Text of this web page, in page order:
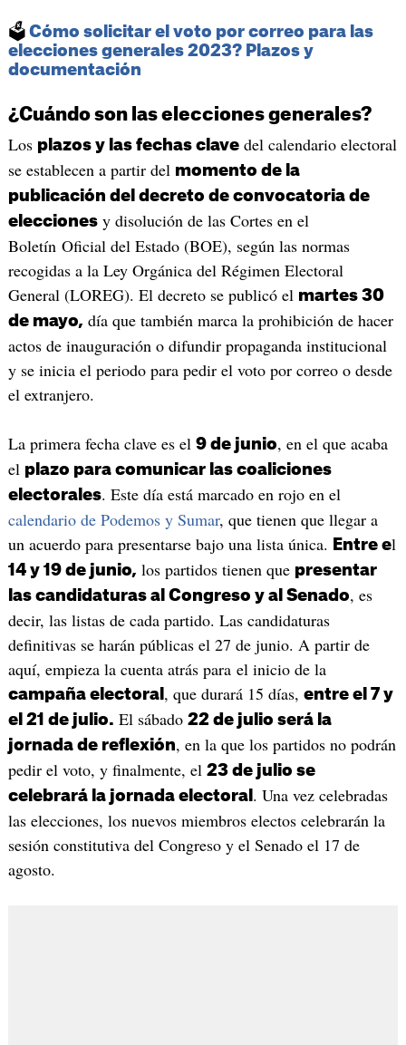
🗳️ Cómo solicitar el voto por correo para las
elecciones generales 2023? Plazos y
documentación
¿Cuándo son las elecciones generales?
Los plazos y las fechas clavedel calendario electoral
se establecen a partir del momento de la
publicación del decreto de convocatoria de
eleccionesy disolución de las Cortes en el
Boletín Oficial del Estado (BOE), según las normas
recogidas a la Ley Orgánica del Régimen Electoral
General (LOREG). El decreto se publicó el martes 30
de mayo, día que también marca la prohibición de hacer
actos de inauguración o difundir propaganda institucional
y se inicia el periodo para pedir el voto por correo o desde
el extranjero.
La primera fecha clave es el 9 de junio, en el que acaba
el plazo para comunicar las coaliciones
electorales. Este día está marcado en rojo en el
calendario de Podemos y Sumar, que tienen que llegar a
un acuerdo para presentarse bajo una lista única.
Entre el
14 y 19 de junio, los partidos tienen que presentar
las candidaturas al Congreso y al Senado, es
decir, las listas de cada partido. Las candidaturas
definitivas se harán públicas el 27 de junio. A partir de
aquí, empieza la cuenta atrás para el inicio de la
campaña electoral , que durará 15 días, entre el 7 y
el 21 de julio. El sábado 22 de julio será la
jornada de reflexión, en la que los partidos no podrán
pedir el voto, y finalmente, el 23 de julio se
celebrará la jornada electoral . Una vez celebradas
las elecciones, los nuevos miembros electos celebrarán la
sesión constitutiva del Congreso y el Senado el 17 de
agosto.